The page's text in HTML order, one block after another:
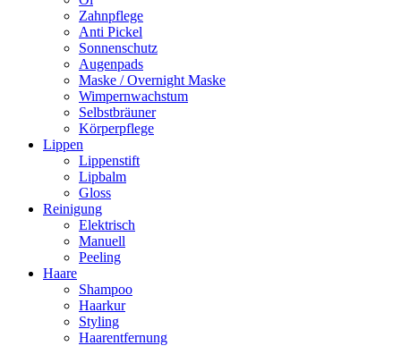
Zahnpflege
Anti Pickel
Sonnenschutz
Augenpads
Maske / Overnight Maske
Wimpernwachstum
Selbstbräuner
Körperpflege
Lippen
Lippenstift
Lipbalm
Gloss
Reinigung
Elektrisch
Manuell
Peeling
Haare
Shampoo
Haarkur
Styling
Haarentfernung